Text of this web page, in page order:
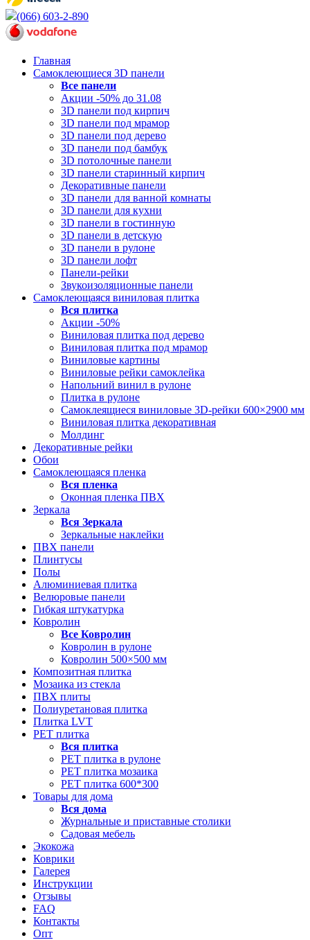
(066) 603-2-890
Главная
Самоклеющиеся 3D панели
Все панели
Акции -50% до 31.08
3D панели под кирпич
3D панели под мрамор
3D панели под дерево
3D панели под бамбук
3D потолочные панели
3D панели старинный кирпич
Декоративные панели
3D панели для ванной комнаты
3D панели для кухни
3D панели в гостинную
3D панели в детскую
3D панели в рулоне
3D панели лофт
Панели-рейки
Звукоизоляционные панели
Самоклеющаяся виниловая плитка
Вся плитка
Акции -50%
Виниловая плитка под дерево
Виниловая плитка под мрамор
Виниловые картины
Виниловые рейки самоклейка
Напольний винил в рулоне
Плитка в рулоне
Самоклеящиеся виниловые 3D‑рейки 600×2900 мм
Виниловая плитка декоративная
Молдинг
Декоративные рейки
Обои
Самоклеющаяся пленка
Вся пленка
Оконная пленка ПВХ
Зеркала
Вся Зеркала
Зеркальные наклейки
ПВХ панели
Плинтусы
Полы
Алюминиевая плитка
Велюровые панели
Гибкая штукатурка
Ковролин
Все Ковролин
Ковролин в рулоне
Ковролин 500×500 мм
Композитная плитка
Мозаика из стекла
ПВХ плиты
Полиуретановая плитка
Плитка LVT
РЕТ плитка
Вся плитка
РЕТ плитка в рулоне
РЕТ плитка мозаика
РЕТ плитка 600*300
Товары для дома
Вся дома
Журнальные и приставные столики
Садовая мебель
Экокожа
Коврики
Галерея
Инструкции
Отзывы
FAQ
Контакты
Опт